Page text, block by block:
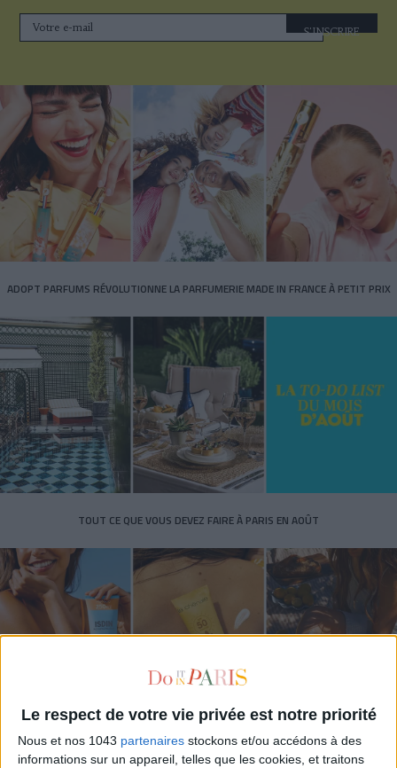
Le respect de votre vie privée est notre priorité
Nous et nos 1043 partenaires stockons et/ou accédons à des
informations sur un appareil, telles que les cookies, et traitons
S'INSCRIRE
ADOPT PARFUMS RÉVOLUTIONNE LA PARFUMERIE MADE IN FRANCE À PETIT PRIX
TOUT CE QUE VOUS DEVEZ FAIRE À PARIS EN AOÛT
LES SPF 50 QUI DONNENT ENVIE DE SE TARTINER